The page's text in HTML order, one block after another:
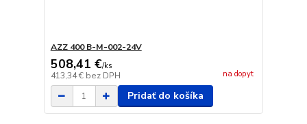
AZZ 400 B-M-002-24V
508,41 €/ks
413,34 € bez DPH na dopyt
Pridať do košíka